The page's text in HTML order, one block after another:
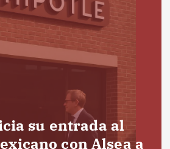
su entrada al
con Alsea a